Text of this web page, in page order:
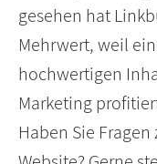
gesehen hat
Mehrwert, weil
hochwertigen
Marketing
Haben Sie